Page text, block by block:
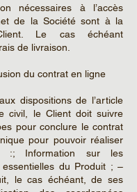
nécessaires à l’accès
de la Société sont à la
Le cas échéant
de livraison.
du contrat en ligne
dispositions de l’article
civil, le Client doit suivre
pour conclure le contrat
pour pouvoir réaliser
:; Information sur les
essentielles du Produit ; –
le cas échéant, de ses